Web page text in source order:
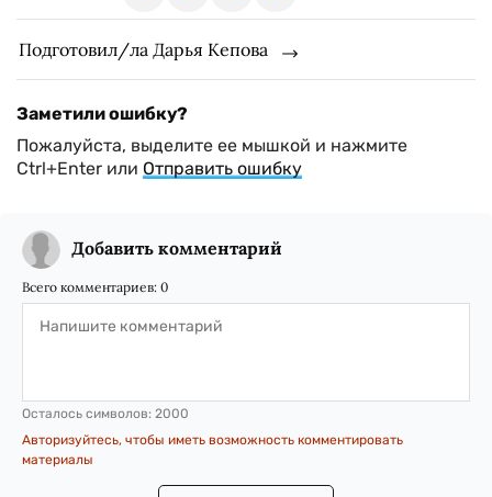
Подготовил/ла Дарья Кепова
Заметили ошибку?
Пожалуйста, выделите ее мышкой и нажмите
Ctrl+Enter или Отправить ошибку
Добавить комментарий
Всего комментариев: 0
Осталось символов: 2000
Авторизуйтесь, чтобы иметь возможность комментировать
материалы